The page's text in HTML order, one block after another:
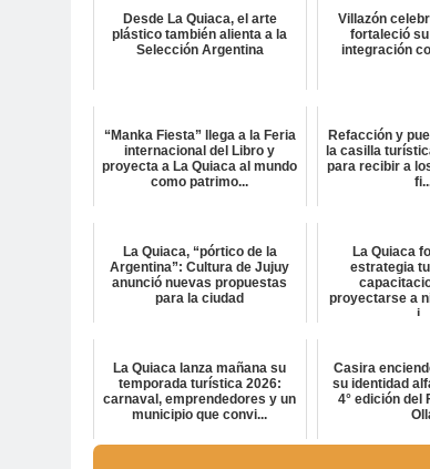
Desde La Quiaca, el arte
plástico también alienta a la
Selección Argentina
Villazón
fortaleció
integración
“Manka Fiesta” llega a la Feria
internacional del Libro y
proyecta a La Quiaca al mundo
como patrimo...
Refacción y
la casilla
para recibir a
La Quiaca, “pórtico de la
Argentina”: Cultura de Jujuy
anunció nuevas propuestas
para la ciudad
La Quiaca
estrategia
proyectarse a
i...
La Quiaca lanza mañana su
temporada turística 2026:
carnaval, emprendedores y un
municipio que convi...
Casira
su identidad
4° edición del